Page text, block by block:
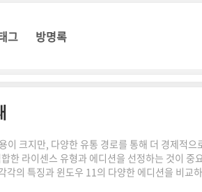
그 방명록
이 크지만, 다양한 유통 경로를 통해 더 경제적으
한 라이센스 유형과 에디션을 선정하는 것이 중
각의 특징과 윈도우 11의 다양한 에디션을 비교